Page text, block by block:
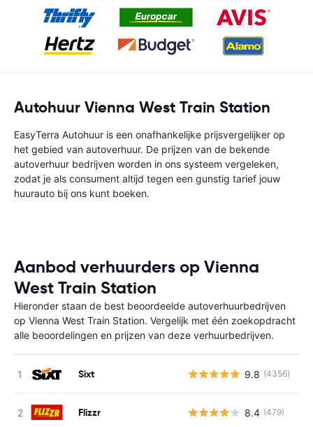
Autohuur Vienna West Train Station
EasyTerra Autohuur is een onafhankelijke prijsvergelijker op
het gebied van autoverhuur. De prijzen van de bekende
autoverhuur bedrijven worden in ons systeem vergeleken,
zodat je als consument altijd tegen een gunstig tarief jouw
huurauto bij ons kunt boeken.
Aanbod verhuurders op Vienna
West Train Station
Hieronder staan de best beoordeelde autoverhuurbedrijven
op Vienna West Train Station. Vergelijk met één zoekopdracht
alle beoordelingen en prijzen van deze verhuurbedrijven.
Sixt 9.8 (4356)
Flizzr 8.4 (479)